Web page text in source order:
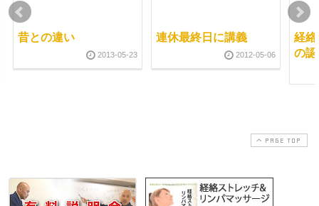
昔との違い
2013-05-23
連休最終日に講義
2012-05-06
経
の
PAGE TOP